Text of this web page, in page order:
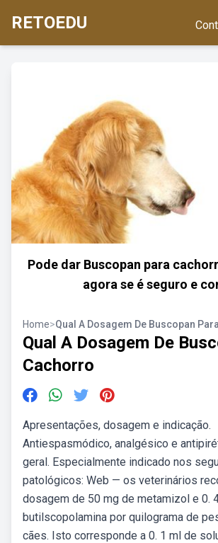
RETOEDU
Pode dar Buscopan para
agora se é seguro e
Home>Qual A Dosagem De Buscopan
Qual A Dosagem De
Cachorro
Apresentações, dosagem e indicação.
Antiespasmódico, analgésico e
geral. Especialmente indicado nos
patológicos: Web — os veterinários
dosagem de 50 mg de metamizol e 0.
butilscopolamina por quilograma de
cães. Isto corresponde a 0. 1 ml de